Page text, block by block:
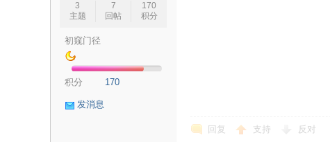
3
主题
7
回帖
170
积分
初窥门径
积分 170
发消息
回复 支持 反对